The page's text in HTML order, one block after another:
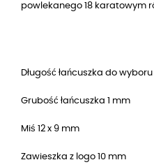
powlekanego 18 karatowym
Długość łańcuszka do
Grubość łańcuszka 1 mm
Miś 12 x 9 mm
Zawieszka z logo 10 mm